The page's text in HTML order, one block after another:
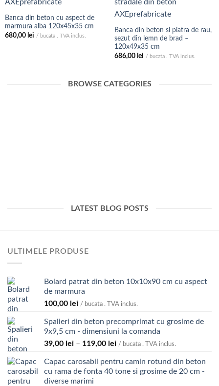
Banca din beton cu aspect de
marmura alba 120x45x35 cm
680,00 lei / bucata . TVA inclus.
Banca din beton si piatra de rau,
sezut din lemn de brad –
120x49x35 cm
686,00 lei / bucata . TVA inclus.
BROWSE CATEGORIES
LATEST BLOG POSTS
ULTIMELE PRODUSE
Bolard patrat din beton 10x10x90 cm cu aspect
de marmura
100,00 lei / bucata . TVA inclus.
Spalieri din beton precomprimat cu grosime de
9x9,5 cm - dimensiuni la comanda
39,00 lei – 119,00 leiInterval
prețuri:
39,00 lei
/ bucata . TVA inclus.
Capac carosabil pentru camin rotund din beton
cu rama de fonta 40 tone si grosime de 20 cm -
diverse marimi